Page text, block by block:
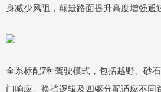
身减少风阻，颠簸路面提升高度增强通
全系标配7种驾驶模式，包括越野、砂
门响应、换挡逻辑及四驱分配适应不同